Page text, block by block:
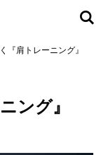
『肩トレーニング』
ング』